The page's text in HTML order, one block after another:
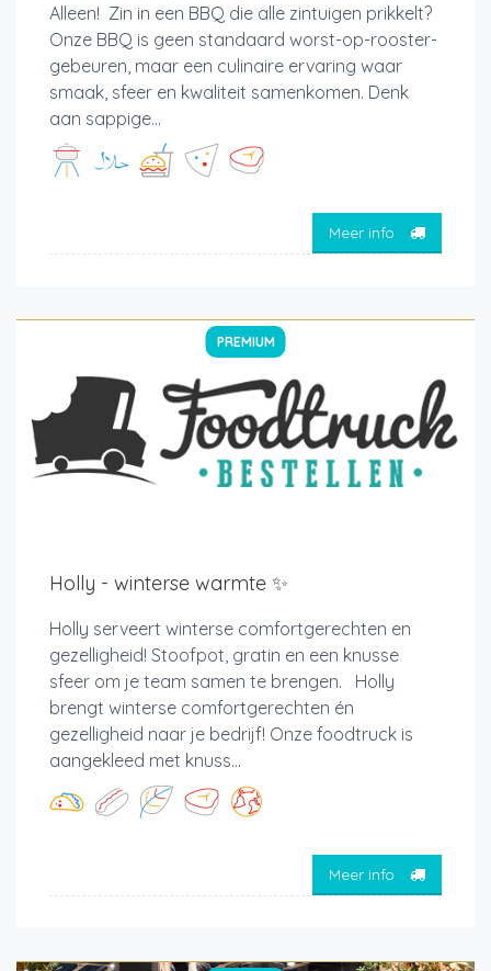
Alleen! Zin in een BBQ die alle zintuigen prikkelt?
Onze BBQ is geen standaard worst-op-rooster-
gebeuren, maar een culinaire ervaring waar
smaak, sfeer en kwaliteit samenkomen. Denk
aan sappige...
Meer info
PREMIUM
Holly - winterse warmte ✨
Holly serveert winterse comfortgerechten en
gezelligheid! Stoofpot, gratin en een knusse
sfeer om je team samen te brengen. Holly
brengt winterse comfortgerechten én
gezelligheid naar je bedrijf! Onze foodtruck is
aangekleed met knuss...
Meer info